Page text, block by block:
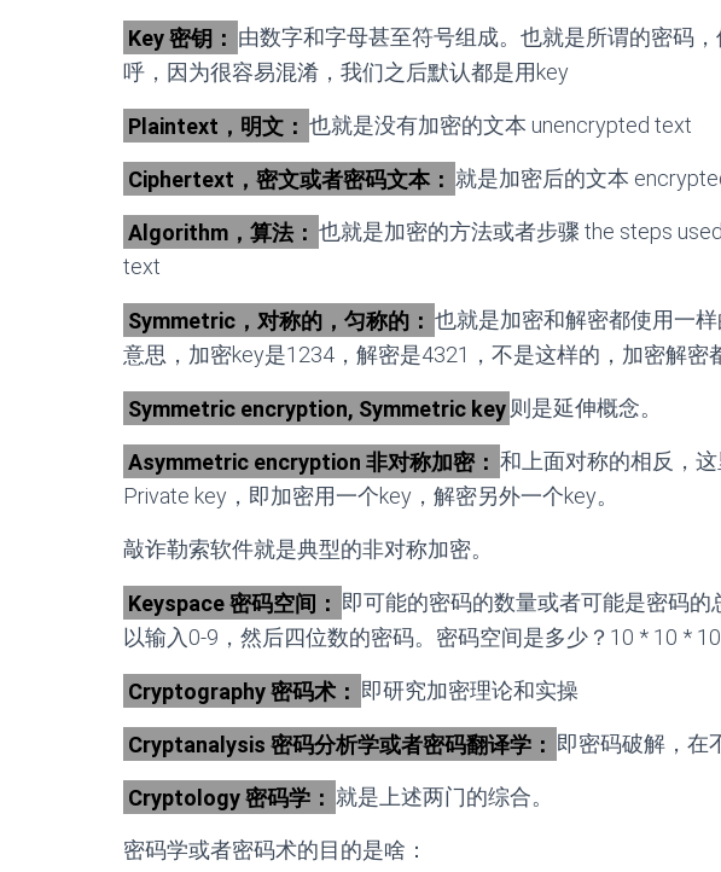
Key 密钥： 由数字和字母甚至符号组成。也就是所谓的密码
呼，因为很容易混淆，我们之后默认都是用key
Plaintext，明文： 也就是没有加密的文本 unencrypted text
Ciphertext，密文或者密码文本： 就是加密后的文本
Algorithm，算法： 也就是加密的方法或者步骤 the steps
text
Symmetric，对称的，匀称的： 也就是加密和解密都使用一
意思，加密key是1234，解密是4321，不是这样的，加密解密
Symmetric encryption, Symmetric key 则是延伸概念。
Asymmetric encryption 非对称加密： 和上面对称的相反，
Private key，即加密用一个key，解密另外一个key。
敲诈勒索软件就是典型的非对称加密。
Keyspace 密码空间： 即可能的密码的数量或者可能是密码
以输入0-9，然后四位数的密码。密码空间是多少？10 * 10 *
Cryptography 密码术： 即研究加密理论和实操
Cryptanalysis 密码分析学或者密码翻译学： 即密码破解，在
Cryptology 密码学： 就是上述两门的综合。
密码学或者密码术的目的是啥：